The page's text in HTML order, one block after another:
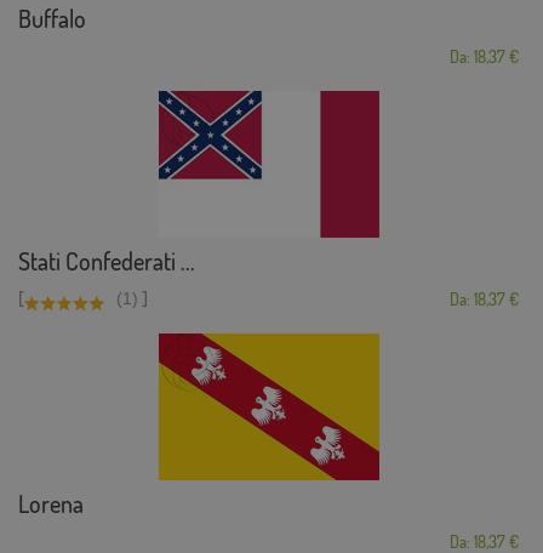
Buffalo
Da: 18,37 €
Stati Confederati ...
[ (1) ] Da: 18,37 €
Lorena
Da: 18,37 €